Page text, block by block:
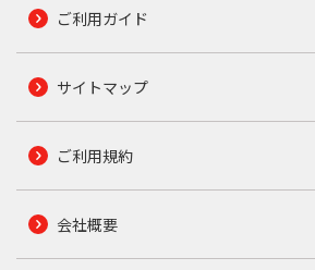
ご利用ガイド
サイトマップ
ご利用規約
会社概要